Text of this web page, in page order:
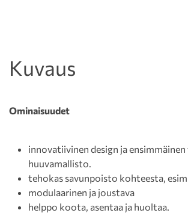
Kuvaus
Ominaisuudet
innovatiivinen design ja
huuvamallisto.
tehokas savunpoisto kohteesta,
modulaarinen ja joustava
helppo koota, asentaa ja huoltaa.